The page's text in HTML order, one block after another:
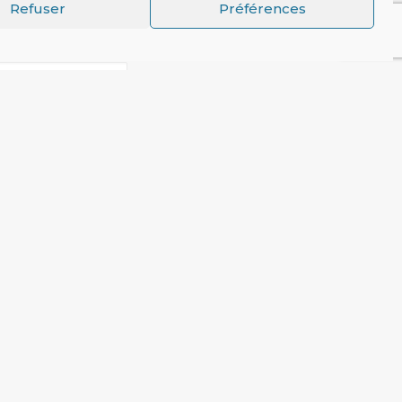
Refuser Préférences